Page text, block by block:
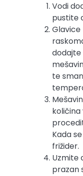
Vodi
pustite
dodajte
te
količina
Kada
frižider.
Uzmite
prazan